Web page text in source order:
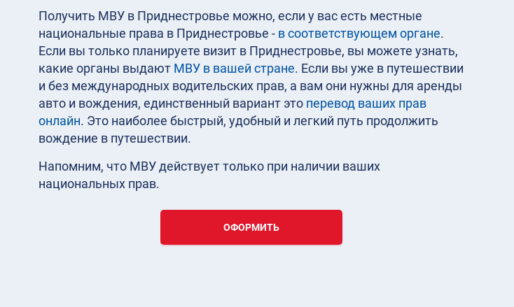
Получить МВУ в Приднестровье можно, если у вас есть местные
национальные права в Приднестровье - в соответствующем органе.
Если вы только планируете визит в Приднестровье, вы можете узнать,
какие органы выдают МВУ в вашей стране. Если вы уже в путешествии
и без международных водительских прав, а вам они нужны для аренды
авто и вождения, единственный вариант это перевод ваших прав
онлайн. Это наиболее быстрый, удобный и легкий путь продолжить
вождение в путешествии.
Напомним, что МВУ действует только при наличии ваших
национальных прав.
ОФОРМИТЬ